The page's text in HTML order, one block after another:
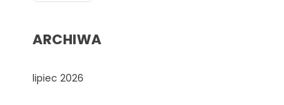
ARCHIWA
lipiec 2026